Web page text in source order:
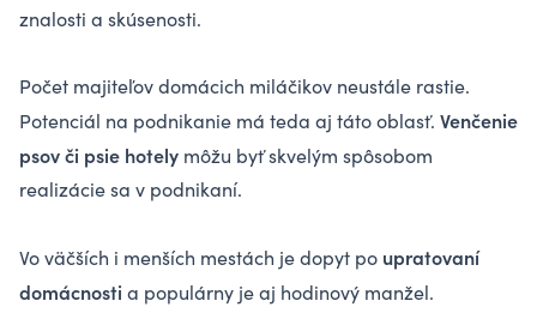
znalosti a skúsenosti.
Počet majiteľov domácich miláčikov neustále rastie.
Potenciál na podnikanie má teda aj táto oblasť. Venčenie
psov či psie hotely môžu byť skvelým spôsobom
realizácie sa v podnikaní.
Vo väčších i menších mestách je dopyt po upratovaní
domácnosti a populárny je aj hodinový manžel.